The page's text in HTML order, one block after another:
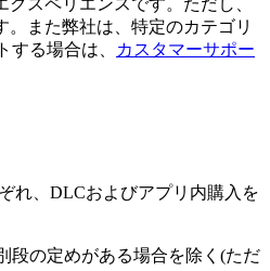
また弊社は、特定のカテゴリ
る場合は、
カスタマーサポー
れ、DLCおよびアプリ内購入を
段の定めがある場合を除く(ただ